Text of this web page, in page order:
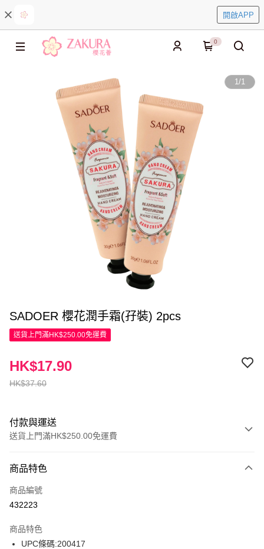
開啟APP
0
1/1
SADOER 櫻花潤手霜(孖裝) 2pcs
送貨上門滿HK$250.00免運費
HK$37.60
HK$17.90
付款與運送
送貨上門滿HK$250.00免運費
信用卡
Apple Pay
WeChat Pay
商品特色
商品編號
432223
商品特色
UPC條碼:200417